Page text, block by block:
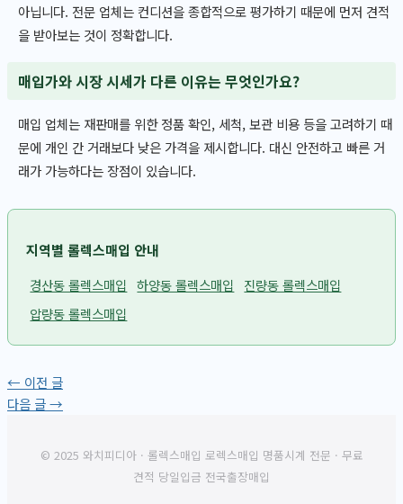
아닙니다. 전문 업체는 컨디션을 종합적으로 평가하기 때문에 먼저 견적
을 받아보는 것이 정확합니다.
매입가와 시장 시세가 다른 이유는 무엇인가요?
매입 업체는 재판매를 위한 정품 확인, 세척, 보관 비용 등을 고려하기 때
문에 개인 간 거래보다 낮은 가격을 제시합니다. 대신 안전하고 빠른 거
래가 가능하다는 장점이 있습니다.
지역별 롤렉스매입 안내
경산동 롤렉스매입 하양동 롤렉스매입
진량동 롤렉스매입
압량동 롤렉스매입
← 이전 글
다음 글→
© 2025 와치피디아 · 롤렉스매입 로렉스매입 명품시계 전문 · 무료
견적 당일입금 전국출장매입